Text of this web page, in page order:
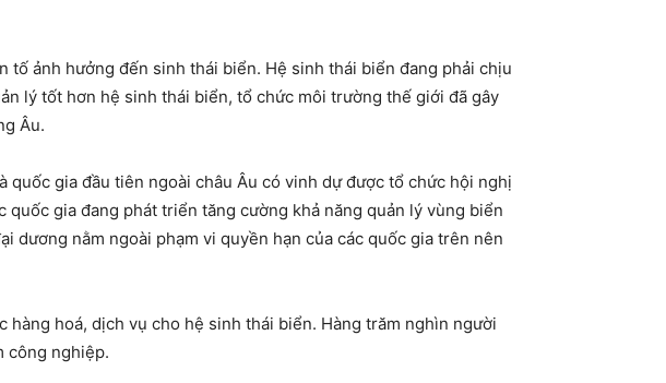
tố ảnh hưởng đến sinh thái biển. Hệ sinh thái biển đang phải chịu
lý tốt hơn hệ sinh thái biển, tổ chức môi trường thế giới đã gây
Âu.
quốc gia đầu tiên ngoài châu Âu có vinh dự được tổ chức hội nghị
gia đang phát triển tăng cường khả năng quản lý vùng biển
dương nằm ngoài phạm vi quyền hạn của các quốc gia trên nên
hoá, dịch vụ cho hệ sinh thái biển. Hàng trăm nghìn người
công nghiệp.